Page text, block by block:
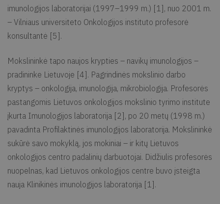
imunologijos laboratorijai (1997–1999 m.) [1], nuo 2001 m.
– Vilniaus universiteto Onkologijos instituto profesorė
konsultantė [5].
Mokslininkė tapo naujos krypties – navikų imunologijos –
pradininke Lietuvoje [4]. Pagrindinės mokslinio darbo
kryptys – onkologija, imunologija, mikrobiologija. Profesorės
pastangomis Lietuvos onkologijos mokslinio tyrimo institute
įkurta Imunologijos laboratorija [2], po 20 metų (1998 m.)
pavadinta Profilaktinės imunologijos laboratorija. Mokslininkė
sukūrė savo mokyklą, jos mokiniai – ir kitų Lietuvos
onkologijos centro padalinių darbuotojai. Didžiulis profesorės
nuopelnas, kad Lietuvos onkologijos centre buvo įsteigta
nauja Klinikinės imunologijos laboratorija [1].